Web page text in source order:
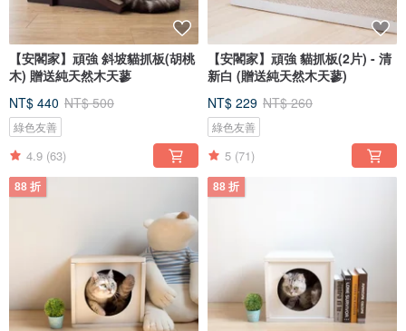
【安閣家】頑強 斜坡貓抓板(胡桃
木) 贈送純天然木天蓼
NT$ 440 NT$ 500
綠色友善
4.9 (63)
【安閣家】頑強 貓抓板(2片) - 清
新白 (贈送純天然木天蓼)
NT$ 229 NT$ 260
綠色友善
5 (71)
88 折 88 折